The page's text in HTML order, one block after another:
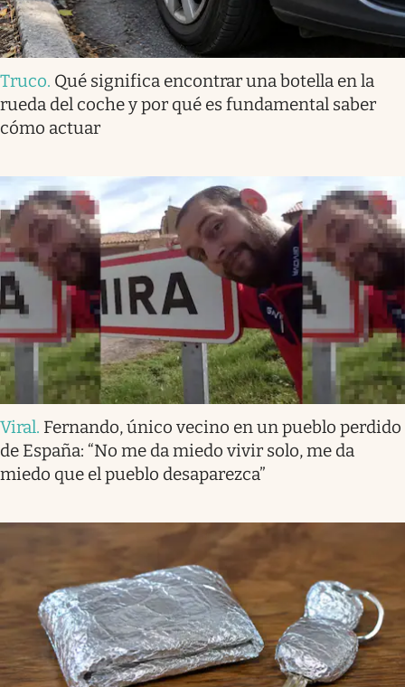
Truco. Qué significa encontrar una botella en la
rueda del coche y por qué es fundamental saber
cómo actuar
Viral. Fernando, único vecino en un pueblo perdido
de España: “No me da miedo vivir solo, me da
miedo que el pueblo desaparezca”